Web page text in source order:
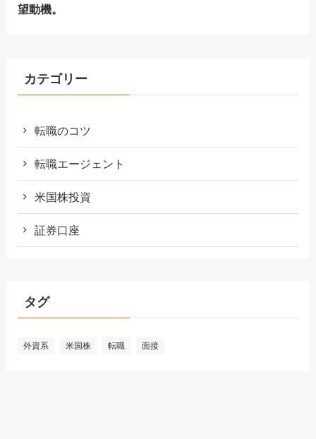
望動機。
カテゴリー
転職のコツ
転職エージェント
米国株投資
証券口座
タグ
外資系 米国株 転職 面接